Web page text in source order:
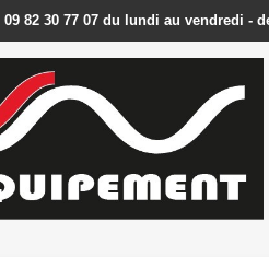
09 82 30 77 07 du lundi au vendredi -